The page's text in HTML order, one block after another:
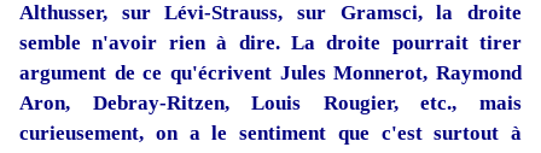
Althusser, sur Lévi-Strauss, sur Gramsci, la droite
semble n'avoir rien à dire. La droite pourrait tirer
argument de ce qu'écrivent Jules Monnerot, Raymond
Aron, Debray-Ritzen, Louis Rougier, etc., mais
curieusement, on a le sentiment que c'est surtout à